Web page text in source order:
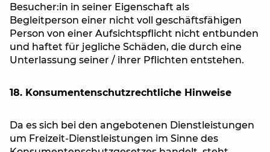
Besucher:in in seiner Eigenschaft als
Begleitperson einer nicht voll geschäftsfähigen
Person von einer Aufsichtspflicht nicht entbunden
und haftet für jegliche Schäden, die durch eine
Unterlassung seiner / ihrer Pflichten entstehen.
18. Konsumentenschutzrechtliche Hinweise
Da es sich bei den angebotenen Dienstleistungen
um Freizeit-Dienstleistungen im Sinne des